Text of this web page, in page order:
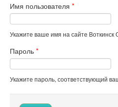
Имя пользователя *
Укажите ваше имя на сайте
Пароль *
Укажите пароль, соответствующий